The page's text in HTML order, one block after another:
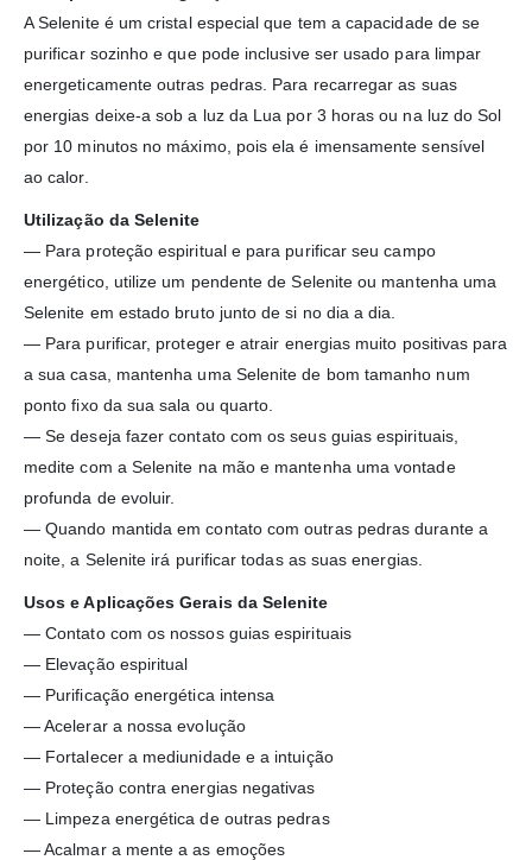
A Selenite é um cristal especial que tem a capacidade de se
purificar sozinho e que pode inclusive ser usado para limpar
energeticamente outras pedras. Para recarregar as suas
energias deixe-a sob a luz da Lua por 3 horas ou na luz do Sol
por 10 minutos no máximo, pois ela é imensamente sensível
ao calor.
Utilização da Selenite
— Para proteção espiritual e para purificar seu campo
energético, utilize um pendente de Selenite ou mantenha uma
Selenite em estado bruto junto de si no dia a dia.
— Para purificar, proteger e atrair energias muito positivas para
a sua casa, mantenha uma Selenite de bom tamanho num
ponto fixo da sua sala ou quarto.
—Se deseja fazer contato com os seus guias espirituais,
medite com a Selenite na mão e mantenha uma vontade
profunda de evoluir.
— Quando mantida em contato com outras pedras durante a
noite, a Selenite irá purificar todas as suas energias.
Usos e Aplicações Gerais da Selenite
— Contato com os nossos guias espirituais
— Elevação espiritual
— Purificação energética intensa
— Acelerar a nossa evolução
— Fortalecer a mediunidade e a intuição
— Proteção contra energias negativas
— Limpeza energética de outras pedras
— Acalmar a mente a as emoções